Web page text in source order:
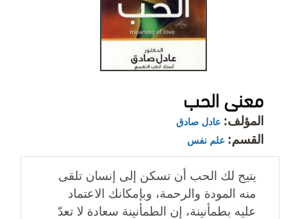
معنى الحب
المؤلف: عادل صادق
القسم: علم نفس
يتيح لك الحب أن تسكن إلى إنسان تلقى
منه المودة والرحمة، وبإمكانك الاعتماد
عليه بطمأنينة، إن الطمأنينة سعادة لا تعدّ